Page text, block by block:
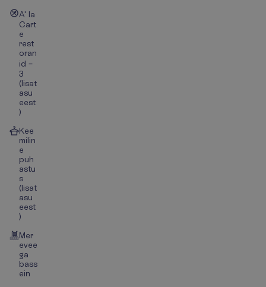
A' la
Cart
e
rest
oran
id –
3
(lisat
asu
eest
)
Kee
milin
e
puh
astu
s
(lisat
asu
eest
)
Mer
evee
ga
bass
ein